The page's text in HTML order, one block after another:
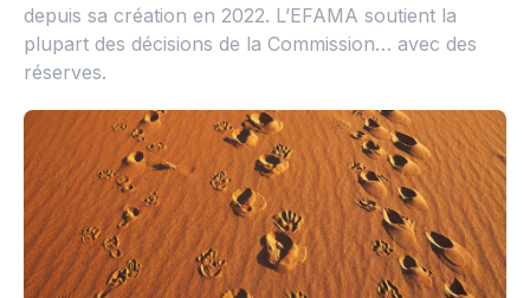
depuis sa création en 2022. L’EFAMA soutient la
plupart des décisions de la Commission… avec des
réserves.